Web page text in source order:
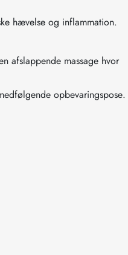
hævelse og inflammation.
afslappende massage hvor
opbevaringspose.